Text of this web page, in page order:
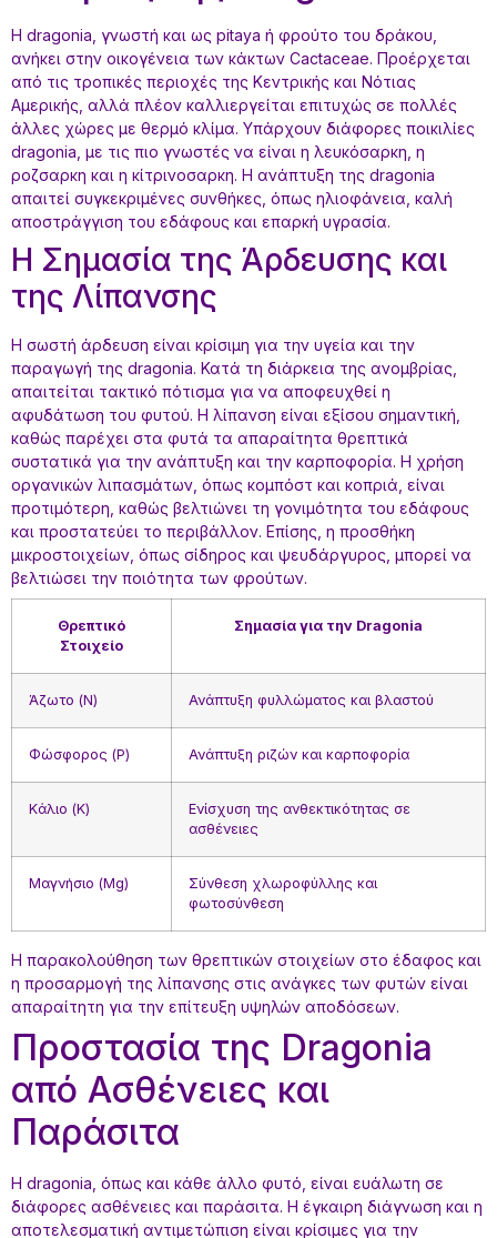
Η dragonia, γνωστή και ως pitaya ή φρούτο του δράκου,
ανήκει στην οικογένεια των κάκτων Cactaceae. Προέρχεται
από τις τροπικές περιοχές της Κεντρικής και Νότιας
Αμερικής, αλλά πλέον καλλιεργείται επιτυχώς σε πολλές
άλλες χώρες με θερμό κλίμα. Υπάρχουν διάφορες ποικιλίες
dragonia, με τις πιο γνωστές να είναι η λευκόσαρκη, η
ροζσαρκη και η κίτρινοσαρκη. Η ανάπτυξη της dragonia
απαιτεί συγκεκριμένες συνθήκες, όπως ηλιοφάνεια, καλή
αποστράγγιση του εδάφους και επαρκή υγρασία.
Η Σημασία της Άρδευσης και
της Λίπανσης
Η σωστή άρδευση είναι κρίσιμη για την υγεία και την
παραγωγή της dragonia. Κατά τη διάρκεια της ανομβρίας,
απαιτείται τακτικό πότισμα για να αποφευχθεί η
αφυδάτωση του φυτού. Η λίπανση είναι εξίσου σημαντική,
καθώς παρέχει στα φυτά τα απαραίτητα θρεπτικά
συστατικά για την ανάπτυξη και την καρποφορία. Η χρήση
οργανικών λιπασμάτων, όπως κομπόστ και κοπριά, είναι
προτιμότερη, καθώς βελτιώνει τη γονιμότητα του εδάφους
και προστατεύει το περιβάλλον. Επίσης, η προσθήκη
μικροστοιχείων, όπως σίδηρος και ψευδάργυρος, μπορεί να
βελτιώσει την ποιότητα των φρούτων.
Θρεπτικό
Στοιχείο
Σημασία για την Dragonia
Άζωτο (N) Ανάπτυξη φυλλώματος και βλαστού
Φώσφορος (P) Ανάπτυξη ριζών και καρποφορία
Κάλιο (K)
Ενίσχυση της ανθεκτικότητας σε
ασθένειες
Μαγνήσιο (Mg)
Σύνθεση χλωροφύλλης και
φωτοσύνθεση
Η παρακολούθηση των θρεπτικών στοιχείων στο έδαφος και
η προσαρμογή της λίπανσης στις ανάγκες των φυτών είναι
απαραίτητη για την επίτευξη υψηλών αποδόσεων.
Προστασία της Dragonia
από Ασθένειες και
Παράσιτα
Η dragonia, όπως και κάθε άλλο φυτό, είναι ευάλωτη σε
διάφορες ασθένειες και παράσιτα. Η έγκαιρη διάγνωση και η
αποτελεσματική αντιμετώπιση είναι κρίσιμες για την